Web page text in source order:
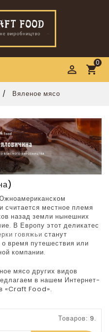
0
Вяленое мясо
считается местное племя
назад земли нынешних
В Европу этот деликатес
говяжьи станут
время путешествия или
компании.
мясо других видов
в нашем Интернет-
«Craft Food».
Товаров: 9.